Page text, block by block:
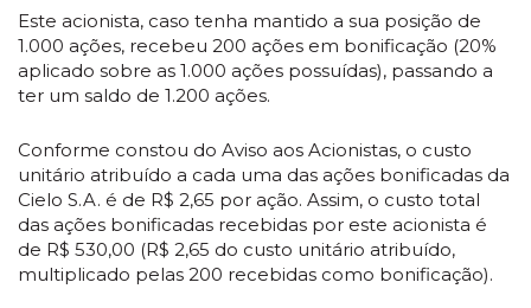
Este acionista, caso tenha mantido a sua posição de
1.000 ações, recebeu 200 ações em bonificação (20%
aplicado sobre as 1.000 ações possuídas), passando a
ter um saldo de 1.200 ações.
Conforme constou do Aviso aos Acionistas, o custo
unitário atribuído a cada uma das ações bonificadas da
Cielo S.A. é de R$ 2,65 por ação. Assim, o custo total
das ações bonificadas recebidas por este acionista é
de R$ 530,00 (R$ 2,65 do custo unitário atribuído,
multiplicado pelas 200 recebidas como bonificação).